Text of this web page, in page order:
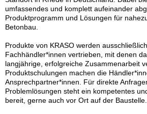
umfassendes und komplett aufeinander
Produktprogramm und Lösungen für
Betonbau.
Produkte von KRASO werden
Fachhändler*innen vertrieben, mit denen
langjährige, erfolgreiche Zusammenarbeit
Produktschulungen machen die
Ansprechpartner*innen. Für direkte
Problemlösungen steht ein kompetentes
bereit, gerne auch vor Ort auf der Baustelle.